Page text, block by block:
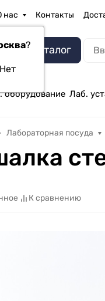
?
нас Контакты
Каталог
оборудование Лаб.
Лабораторная посуда
К сравнению